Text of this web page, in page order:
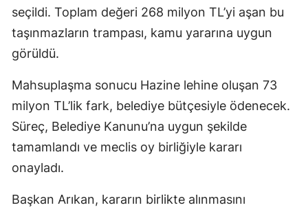
seçildi. Toplam değeri 268 milyon TL’yi aşan bu
taşınmazların trampası, kamu yararına uygun
görüldü.
Mahsuplaşma sonucu Hazine lehine oluşan 73
milyon TL’lik fark, belediye bütçesiyle ödenecek.
Süreç, Belediye Kanunu’na uygun şekilde
tamamlandı ve meclis oy birliğiyle kararı
onayladı.
Başkan Arıkan, kararın birlikte alınmasını